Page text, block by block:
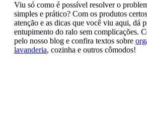
Viu só como é possível resolver o
simples e prático? Com os produtos
atenção e as dicas que você viu aqui, dá
entupimento do ralo sem complicações.
pelo nosso blog e confira textos sobre
lavanderia, cozinha e outros cômodos!